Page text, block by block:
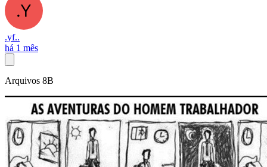
.yf..
há 1 mês
Arquivos 8B